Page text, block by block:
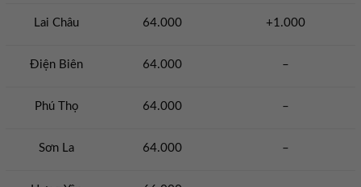
Lai Châu 64.000 +1.000
Điện Biên 64.000 –
Phú Thọ 64.000 –
Sơn La 64.000 –